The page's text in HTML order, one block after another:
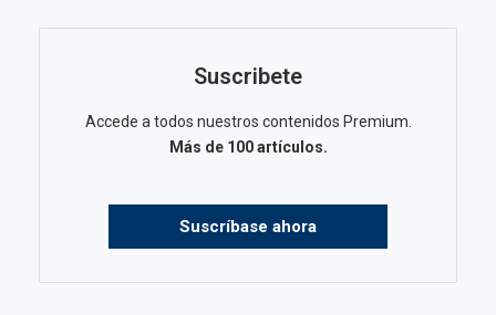
Suscribete
Accede a todos nuestros contenidos Premium.
Más de 100 artículos.
Suscríbase ahora